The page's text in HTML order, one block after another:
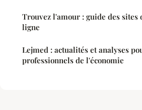
Trouvez l'amour : guide des sites
ligne
Lejmed : actualités et analyses
professionnels de l'économie